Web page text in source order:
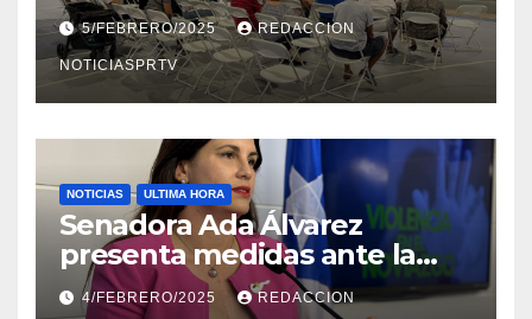
Reparto Metropolitano
5/FEBRERO/2025 REDACCION
NOTICIASPRTV
NOTICIAS ULTIMA HORA
Senadora Ada Álvarez
presenta medidas ante la
violencia en el noviazgo
4/FEBRERO/2025 REDACCION